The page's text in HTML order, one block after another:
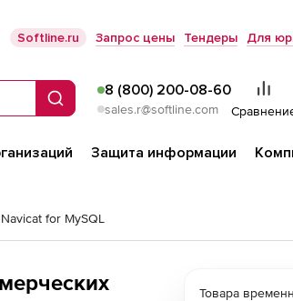
Softline.ru Запрос цены Тендеры Для
Поиск
8 (800) 200-08-60
sales.r@softline.com
Защита информации
Navicat for MySQL
Товара